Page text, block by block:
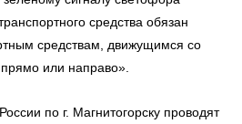
средства обязан
средствам, движущимся со
или направо».
по г. Магнитогорску проводят